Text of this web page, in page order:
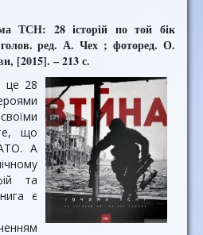
ТСН: 28 історій по той бік
ред. А. Чех ; фоторед. О.
[2015]. – 213 с.
це 28
що
А
та
є